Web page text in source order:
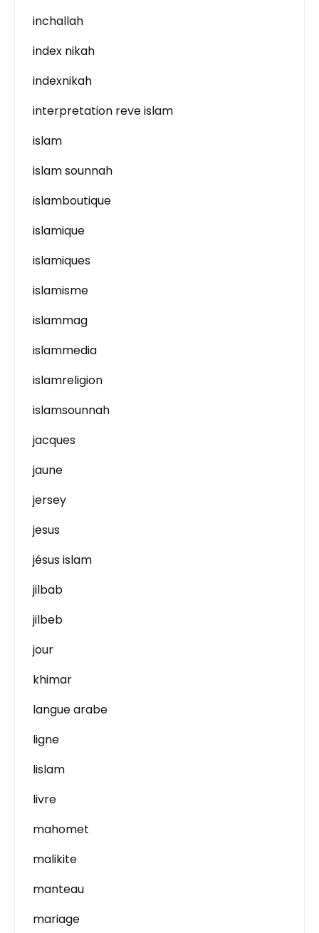
inchallah
index nikah
indexnikah
interpretation reve islam
islam
islam sounnah
islamboutique
islamique
islamiques
islamisme
islammag
islammedia
islamreligion
islamsounnah
jacques
jaune
jersey
jesus
jésus islam
jilbab
jilbeb
jour
khimar
langue arabe
ligne
lislam
livre
mahomet
malikite
manteau
mariage